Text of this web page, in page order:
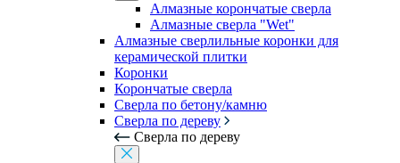
Алмазные корончатые сверла
Алмазные сверла "Wet"
Алмазные сверлильные коронки для
керамической плитки
Коронки
Корончатые сверла
Сверла по бетону/камню
Сверла по дереву
Сверла по дереву